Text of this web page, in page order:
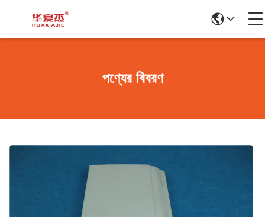
পণ্যের বিবরণ